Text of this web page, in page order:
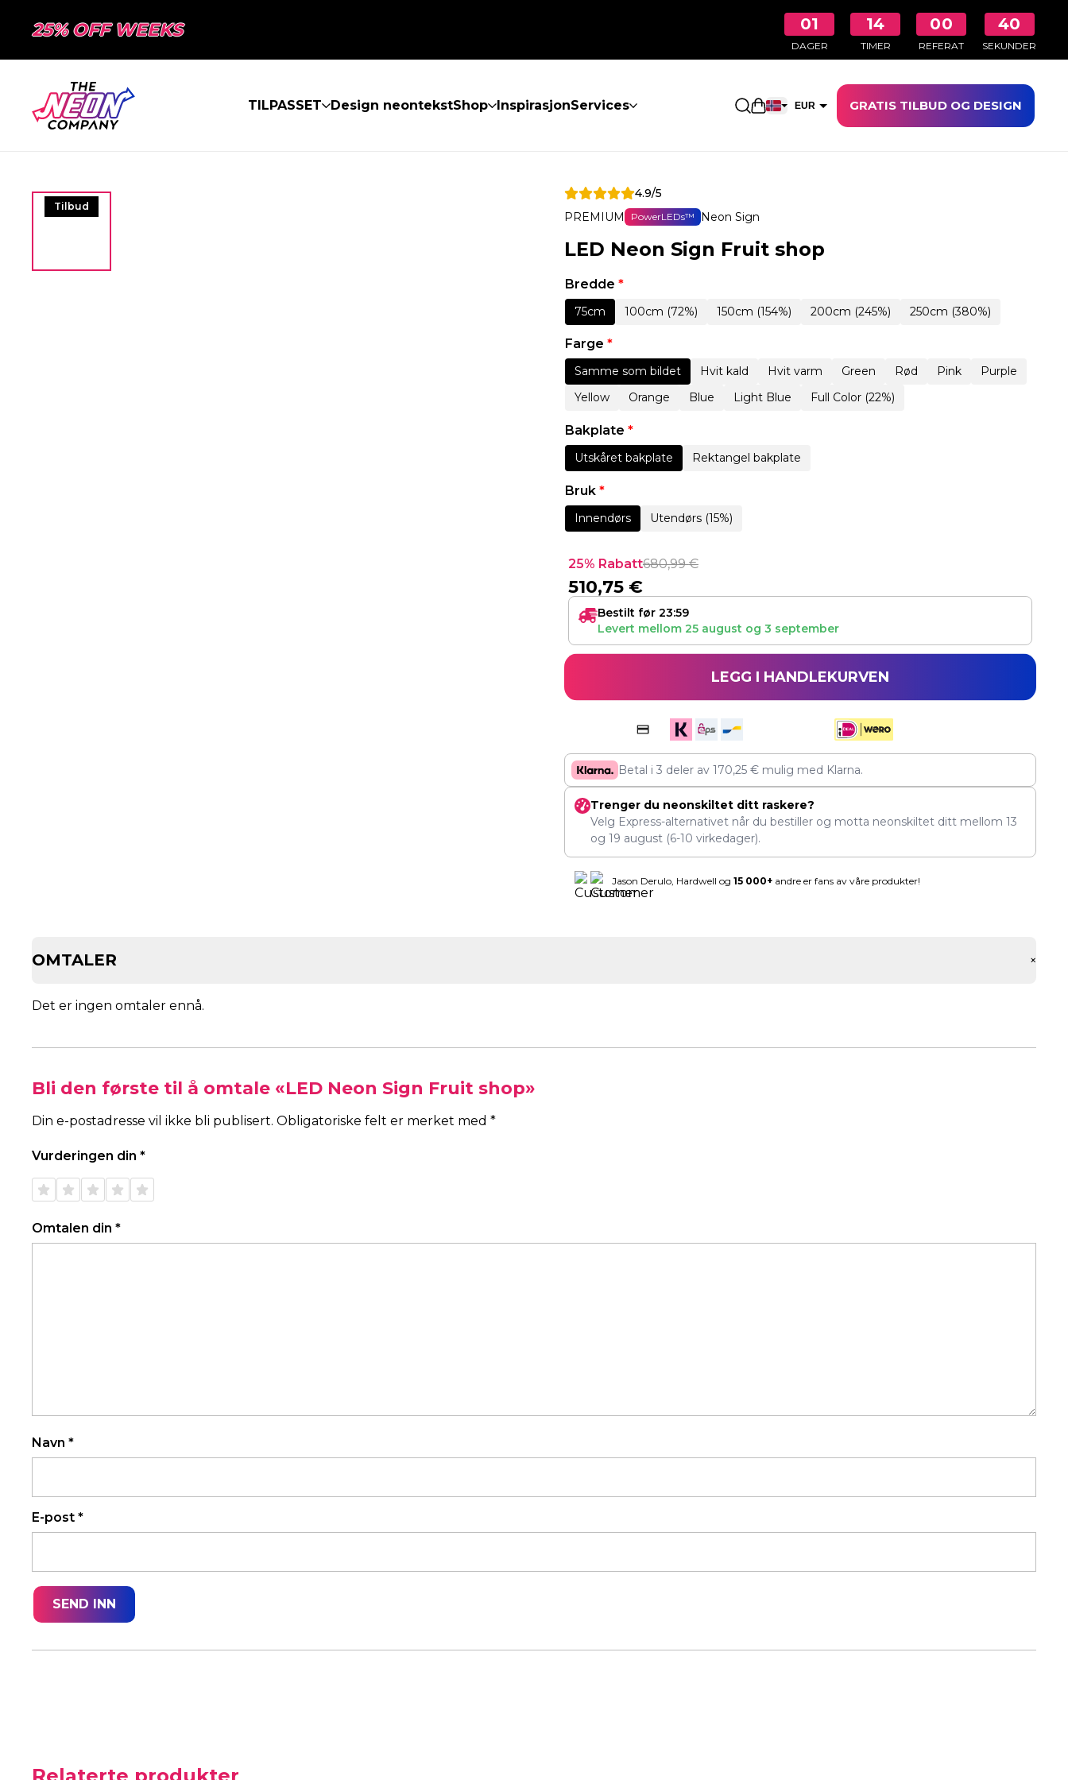
25% OFF WEEKS 01
DAGER
14
TIMER
00
REFERAT
39
SEKUNDER
TILPASSET Design neontekstShop InspirasjonServices Åpne handlekurven
EUR GRATIS TILBUD OG DESIGN
Tilbud
4.9/5
PREMIUM
PowerLEDs™ Neon Sign
LED Neon Sign Fruit shop
Bredde *
75cm 100cm (72%) 150cm (154%) 200cm (245%) 250cm (380%)
Farge *
Samme som bildet Hvit kald Hvit varm Green Rød Pink
Purple
Yellow
Orange Blue Light Blue Full Color (22%)
Bakplate *
Utskåret bakplate Rektangel bakplate
Bruk *
Innendørs Utendørs (15%)
25% Rabatt680,99€
510,75 €
Bestilt før 23:59
Levert mellom 25 august og 3 september
LEGG I HANDLEKURVEN
Betal i 3 deler av170,25€ mulig med Klarna.
Trenger du neonskiltet ditt raskere?
Velg Express-alternativet når du bestiller og motta neonskiltet ditt mellom 13
og 19 august(6-10 virkedager).
Jason Derulo, Hardwell og 15 000+andre er fans av våre produkter!
OMTALER +
Det er ingen omtaler ennå.
Bli den første til å omtale «LED Neon Sign Fruit shop»
Din e-postadresse vil ikke bli publisert. Obligatoriske felt er merket med *
Vurderingen din *
1 av 5
stjerner
2 av 5
stjerner
3 av 5
stjerner
4 av 5
stjerner
5 av 5
stjerner
Omtalen din *
Navn *
E-post *